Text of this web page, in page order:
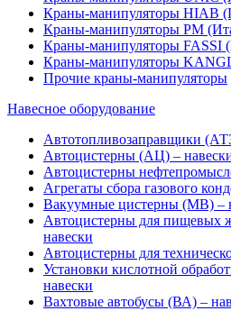
Краны-манипуляторы HIAB
Краны-манипуляторы PM
Краны-манипуляторы FASSI
Краны-манипуляторы
Прочие краны-манипуляторы
Навесное оборудование
Автотопливозаправщики
Автоцистерны (АЦ) –
Автоцистерны
Агрегаты сбора газового
Вакуумные цистерны (МВ) –
Автоцистерны для пищевых
навески
Автоцистерны для
Установки кислотной
навески
Вахтовые автобусы (ВА) –